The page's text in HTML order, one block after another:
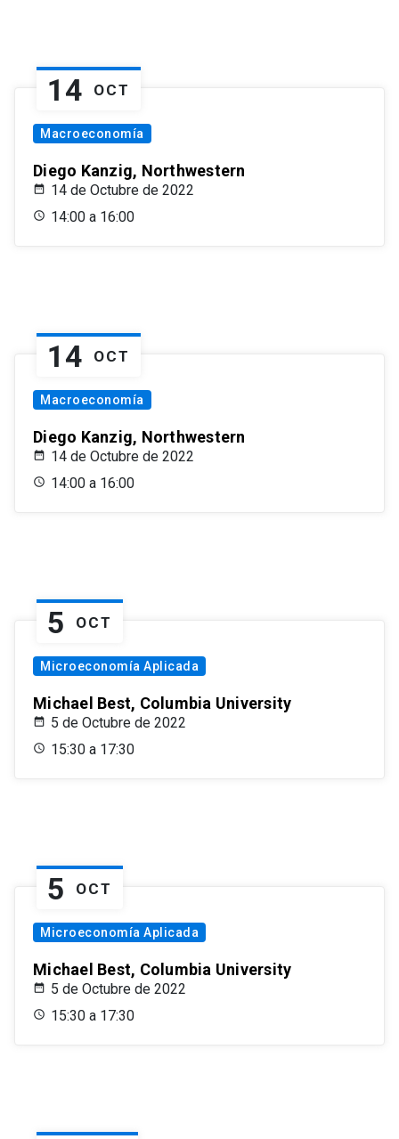
14 OCT
Macroeconomía
Diego Kanzig, Northwestern
14 de Octubre de 2022
14:00 a 16:00
14 OCT
Macroeconomía
Diego Kanzig, Northwestern
14 de Octubre de 2022
14:00 a 16:00
5 OCT
Microeconomía Aplicada
Michael Best, Columbia University
5 de Octubre de 2022
15:30 a 17:30
5 OCT
Microeconomía Aplicada
Michael Best, Columbia University
5 de Octubre de 2022
15:30 a 17:30